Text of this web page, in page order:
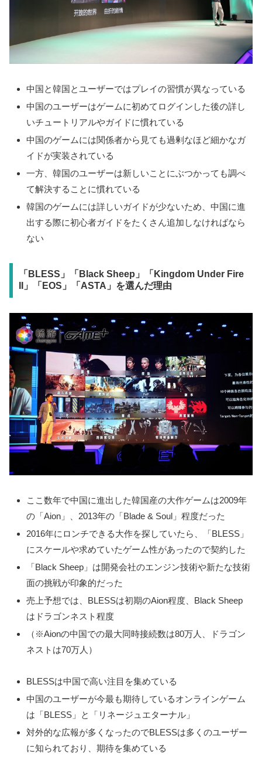
中国と韓国とユーザーではプレイの習慣が異なっている
中国のユーザーはゲームに初めてログインした後の詳し
いチュートリアルやガイドに慣れている
中国のゲームには関係者から見ても過剰なほど細かなガ
イドが実装されている
一方、韓国のユーザーは新しいことにぶつかっても調べ
て解決することに慣れている
韓国のゲームには詳しいガイドが少ないため、中国に進
出する際に初心者ガイドをたくさん追加しなければなら
ない
「BLESS」「Black Sheep」「Kingdom Under Fire
II」「EOS」「ASTA」を選んだ理由
ここ数年で中国に進出した韓国産の大作ゲームは2009年
の「Aion」、2013年の「Blade & Soul」程度だった
2016年にロンチできる大作を探していたら、「BLESS」
にスケールや求めていたゲーム性があったので契約した
「Black Sheep」は開発会社のエンジン技術や新たな技術
面の挑戦が印象的だった
売上予想では、BLESSは初期のAion程度、Black Sheep
はドラゴンネスト程度
（※Aionの中国での最大同時接続数は80万人、ドラゴン
ネストは70万人）
BLESSは中国で高い注目を集めている
中国のユーザーが今最も期待しているオンラインゲーム
は「BLESS」と「リネージュエターナル」
対外的な広報が多くなったのでBLESSは多くのユーザー
に知られており、期待を集めている